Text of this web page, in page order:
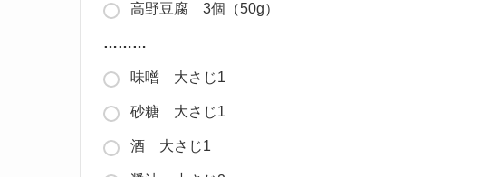
高野豆腐 3個（50g）
………
味噌 大さじ1
砂糖 大さじ1
酒 大さじ1